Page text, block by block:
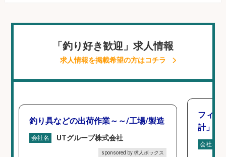
「釣り好き歓迎」求人情報
求人情報を掲載希望の方はコチラ
釣り具などの出荷作業～～/工場/製造
会社名 UTグループ株式会社
sponsored by 求人ボックス
フィッ
計」
会社名